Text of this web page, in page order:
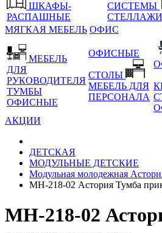
ШКАФЫ-
РАСПАШНЫЕ
СИСТЕМЫ
СТЕЛЛАЖИ
МЯГКАЯ МЕБЕЛЬ ОФИС
МЕБЕЛЬ
ДЛЯ
РУКОВОДИТЕЛЯ
ТУМБЫ
ОФИСНЫЕ
ОФИСНЫЕ
СТОЛЫ
МЕБЕЛЬ ДЛЯ
ПЕРСОНАЛА
АКЦИИ
ДЕТСКАЯ
МОДУЛЬНЫЕ ДЕТСКИЕ
Модульная молодежная
МН-218-02 Астория Тумба
МН-218-02